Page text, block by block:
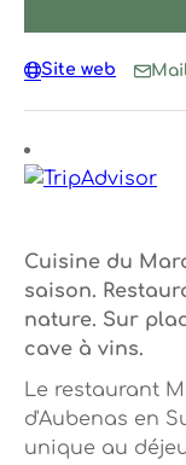
Cuisine du
saison.
nature. Sur
cave à vins.
Le restaurant
d'Aubenas en
unique au
Site web